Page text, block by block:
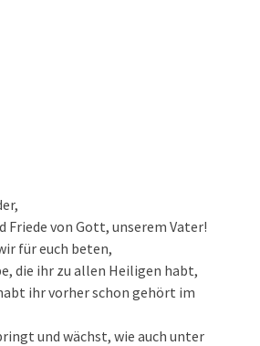
Friede von Gott, unserem Vater!
für euch beten,
die ihr zu allen Heiligen habt,
ihr vorher schon gehört im
und wächst, wie auch unter